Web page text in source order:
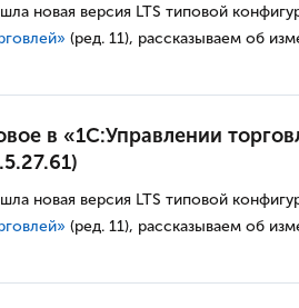
новая версия LTS типовой
(ред. 11), рассказываем об
в «1С:Управлении
новая версия LTS типовой
(ред. 11), рассказываем об